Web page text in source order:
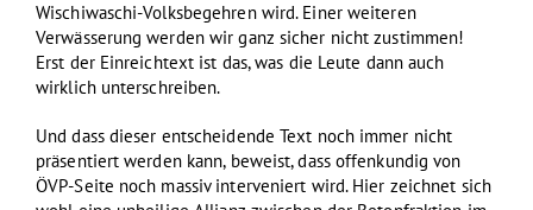
Wischiwaschi-Volksbegehren wird. Einer weiteren
Verwässerung werden wir ganz sicher nicht zustimmen!
Erst der Einreichtext ist das, was die Leute dann auch
wirklich unterschreiben.
Und dass dieser entscheidende Text noch immer nicht
präsentiert werden kann, beweist, dass offenkundig von
ÖVP-Seite noch massiv interveniert wird. Hier zeichnet sich